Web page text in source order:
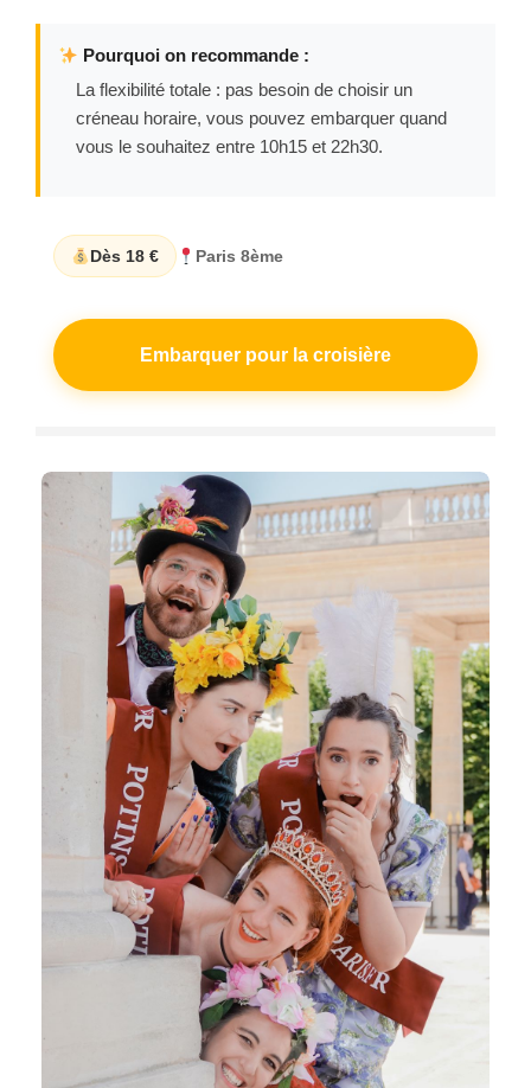
Pourquoi on recommande :
La flexibilité totale : pas besoin de choisir un
créneau horaire, vous pouvez embarquer quand
vous le souhaitez entre 10h15 et 22h30.
Dès 18 € Paris 8ème
Embarquer pour la croisière